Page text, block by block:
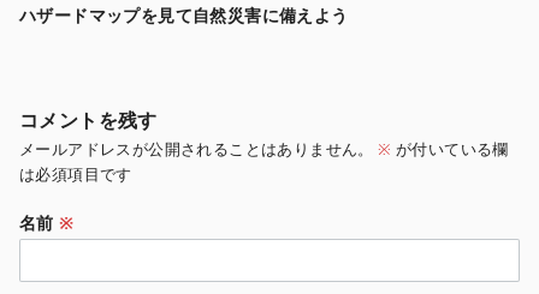
ハザードマップを見て自然災害に備えよう
コメントを残す
メールアドレスが公開されることはありません。 ※ が付いている欄
は必須項目です
名前※